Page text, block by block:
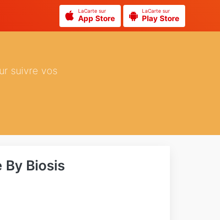
LaCarte sur
App Store
LaCarte sur
Play Store
suivre vos
By Biosis